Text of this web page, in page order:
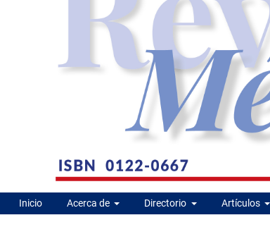
Inicio Acerca de Directorio Artículos